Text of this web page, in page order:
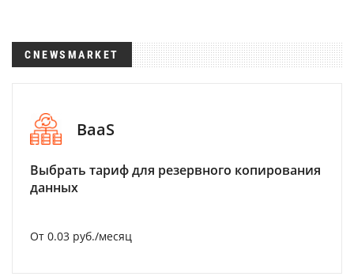
CNEWSMARKET
BaaS
Выбрать тариф для резервного копирования
данных
От 0.03 руб./месяц